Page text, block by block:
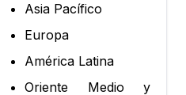
Asia Pacífico
Europa
América Latina
Oriente Medio y